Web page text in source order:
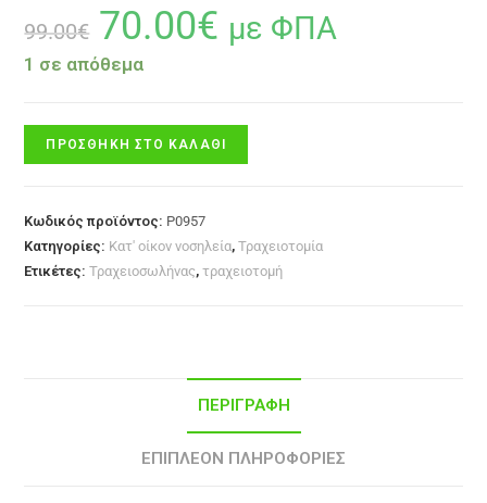
99.00€ 70.00€ με ΦΠΑ
1 σε απόθεμα
ΠΡΟΣΘΉΚΗ ΣΤΟ ΚΑΛΆΘΙ
Κωδικός προϊόντος: P0957
Κατηγορίες: Κατ' οίκον νοσηλεία,Τραχειοτομία
Ετικέτες:Τραχειοσωλήνας,τραχειοτομή
ΠΕΡΙΓΡΑΦΉ
ΕΠΙΠΛΈΟΝ ΠΛΗΡΟΦΟΡΊΕΣ